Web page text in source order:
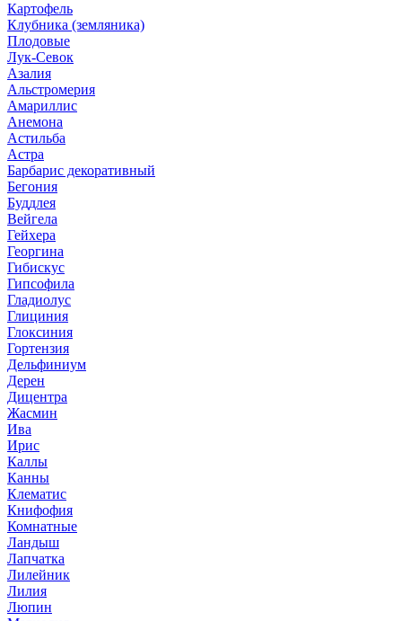
Картофель
Клубника (земляника)
Плодовые
Лук-Севок
Азалия
Альстромерия
Амариллис
Анемона
Астильба
Астра
Барбарис декоративный
Бегония
Буддлея
Вейгела
Гейхера
Георгина
Гибискус
Гипсофила
Гладиолус
Глициния
Глоксиния
Гортензия
Дельфиниум
Дерен
Дицентра
Жасмин
Ива
Ирис
Каллы
Канны
Клематис
Книфофия
Комнатные
Ландыш
Лапчатка
Лилейник
Лилия
Люпин